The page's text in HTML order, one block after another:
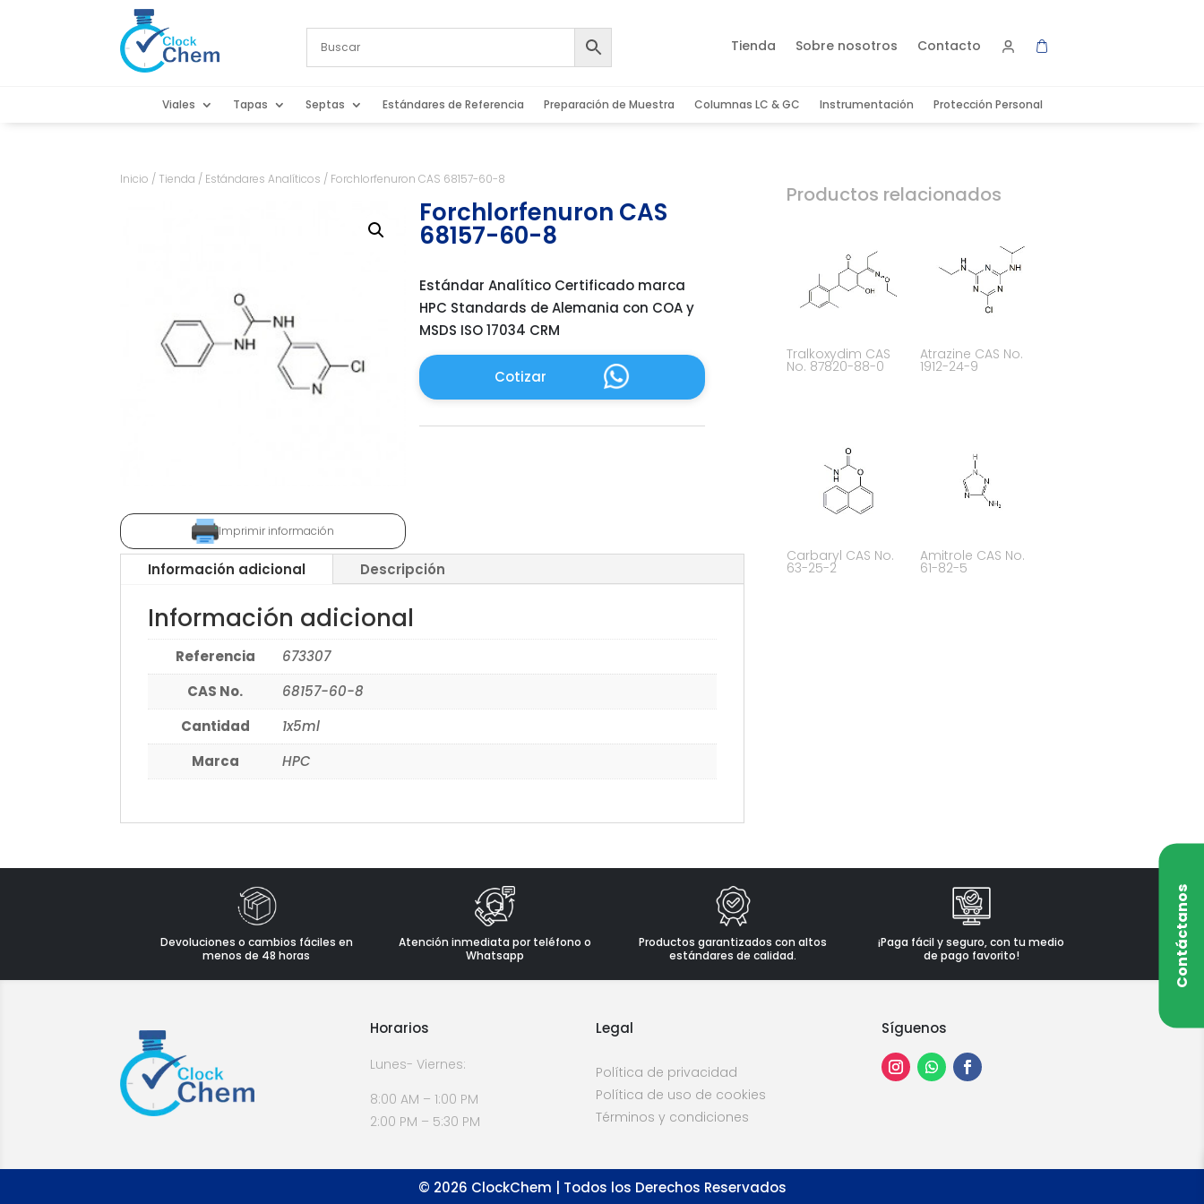
Tienda Sobre nosotros Contacto
Viales Tapas Septas Estándares de Referencia Preparación de Muestra Columnas LC & GC Instrumentación Protección Personal
Inicio / Tienda / Estándares Analíticos / Forchlorfenuron CAS 68157-60-8
Imprimir información
Forchlorfenuron CAS
68157-60-8
Estándar Analítico Certificado marca
HPC Standards de Alemania con COA y
MSDS ISO 17034 CRM
Cotizar
Información adicional Descripción
Información adicional
Referencia
673307
CAS No.
68157-60-8
Cantidad
1x5ml
Marca
HPC
Productos relacionados
Tralkoxydim CAS
No. 87820-88-0
Atrazine CAS No.
1912-24-9
Carbaryl CAS No.
63-25-2
Amitrole CAS No.
61-82-5
Devoluciones o cambios fáciles en
menos de 48 horas
Atención inmediata por teléfono o
Whatsapp
Productos garantizados con altos
estándares de calidad.
¡Paga fácil y seguro, con tu medio
de pago favorito!
Contáctanos
Horarios
Lunes- Viernes:
8:00 AM – 1:00 PM
2:00 PM – 5:30 PM
Legal
Política de privacidad
Política de uso de cookies
Términos y condiciones
Síguenos
© 2026 ClockChem | Todos los Derechos Reservados